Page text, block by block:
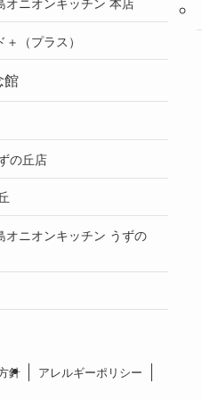
（プラス）
館
の丘店
オニオンキッチン うずの
針 アレルギーポリシー